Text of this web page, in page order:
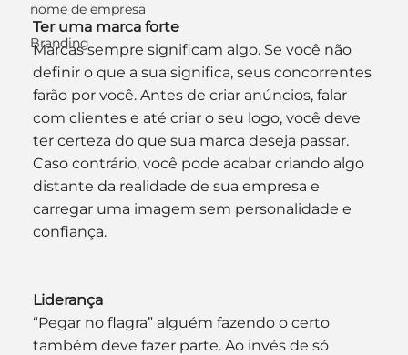
nome de empresa
Branding
Ter uma marca forte
Marcas sempre significam algo. Se você não
definir o que a sua significa, seus concorrentes
farão por você. Antes de criar anúncios, falar
com clientes e até criar o seu logo, você deve
ter certeza do que sua marca deseja passar.
Caso contrário, você pode acabar criando algo
distante da realidade de sua empresa e
carregar uma imagem sem personalidade e
confiança.
Liderança
“Pegar no flagra” alguém fazendo o certo
também deve fazer parte. Ao invés de só